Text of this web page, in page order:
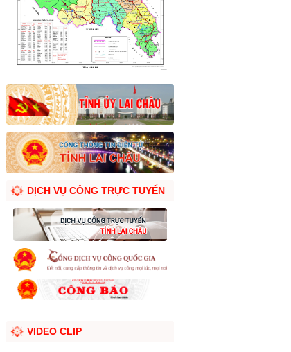
DỊCH VỤ CÔNG TRỰC TUYẾN
VIDEO CLIP